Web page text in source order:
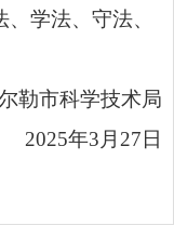
、学法、守法、
勒市科学技术局
2025年3月27日